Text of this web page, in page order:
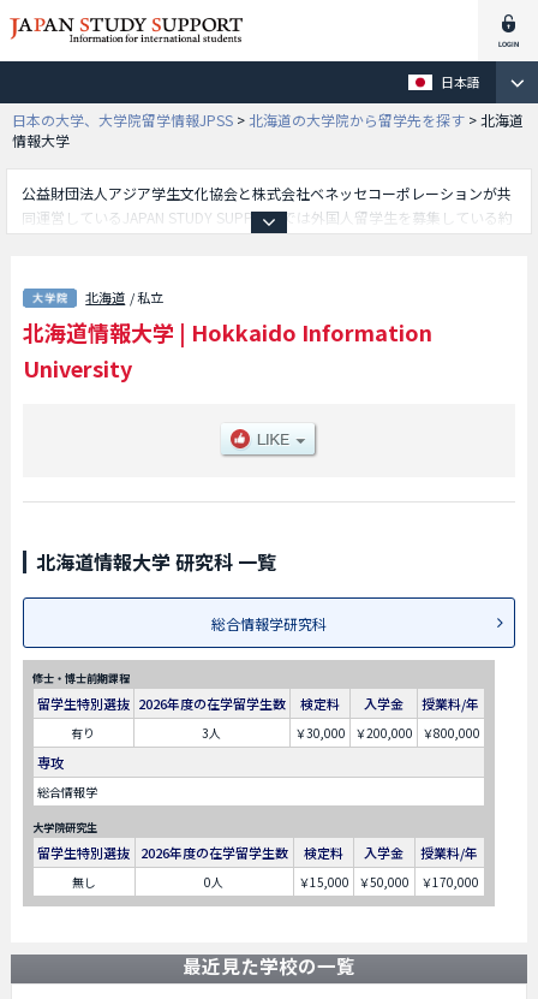
日本語
日本の大学、大学院留学情報JPSS > 北海道の大学院から留学先を探す > 北海道
情報大学
公益財団法人アジア学生文化協会と株式会社ベネッセコーポレーションが共
同運営しているJAPAN STUDY SUPPORTでは外国人留学生を募集している約
究科等、研究科別情報や、募集定員や合格者数など入試情報、施設案内、ア
クセスなど外国人留学生に必要な情報を掲載しているので是非ご利用くださ
い。
北海道 / 私立
北海道情報大学 | Hokkaido Information
University
北海道情報大学 研究科 一覧
総合情報学研究科
修士・博士前期課程
留学生特別選抜 2026年度の在学留学生数 検定料 入学金 授業料/年
有り 3人 ￥30,000 ￥200,000 ￥800,000
専攻
総合情報学
大学院研究生
留学生特別選抜 2026年度の在学留学生数 検定料 入学金 授業料/年
無し 0人 ￥15,000 ￥50,000 ￥170,000
最近見た学校の一覧